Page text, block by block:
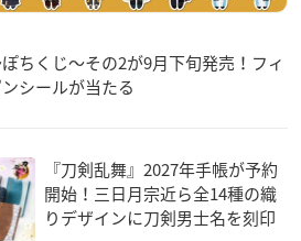
ちくじ～その2が9月下旬発売！フィ
シールが当たる
『刀剣乱舞』2027年手帳が予約
開始！三日月宗近ら全14種の織
りデザインに刀剣男士名を刻印